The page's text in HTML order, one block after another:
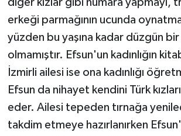
diğer kızlar gibi numara yapmayı,
erkeği parmağının ucunda
yüzden bu yaşına kadar düzgün bir
olmamıştır. Efsun'un kadınlığın
İzmirli ailesi ise ona kadınlığı
Efsun da nihayet kendini Türk
eder. Ailesi tepeden tırnağa
takdim etmeye hazırlanırken